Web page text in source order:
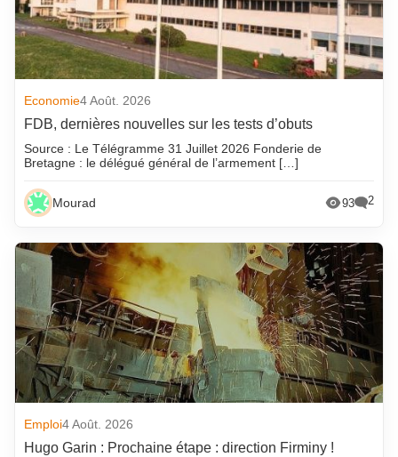
Economie4 Août. 2026
FDB, dernières nouvelles sur les tests d’obuts
Source : Le Télégramme 31 Juillet 2026 Fonderie de
Bretagne : le délégué général de l’armement […]
Mourad 93 2
Emploi4 Août. 2026
Hugo Garin : Prochaine étape : direction Firminy !